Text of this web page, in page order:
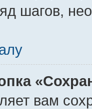
шагов,
вам